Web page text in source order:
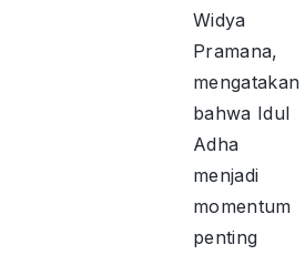
Widya
Pramana,
mengatakan
bahwa Idul
Adha
menjadi
momentum
penting